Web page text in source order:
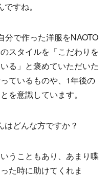
すね。
分で作った洋服をNAOTO
スタイルを「こだわりを
る」と褒めていただいた
ているものや、1年後の
を意識しています。
どんな方ですか？
うこともあり、あまり喋
た時に助けてくれま